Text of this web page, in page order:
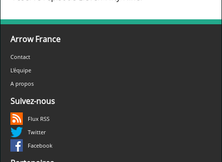
Arrow France
Contact
L'équipe
A propos
Suivez-nous
Flux RSS
Twitter
Facebook